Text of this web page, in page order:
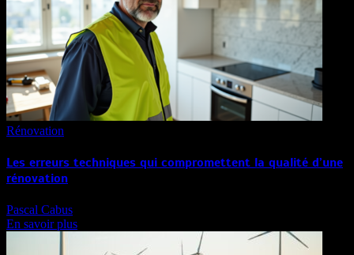
Rénovation
Les erreurs techniques qui compromettent la qualité d’une
rénovation
Pascal Cabus
En savoir plus